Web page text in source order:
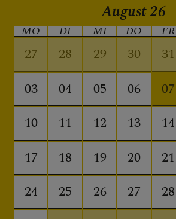
Pfarrservice
FRAGEN
GLAUBEN
ERLEBEN
MITMACHEN
August26
MO DI MI DO FR
27 28 29 30 31
03
04 05 06 07
10
11 12 13 14
17
18 19 20 21
24
25 26 27 28